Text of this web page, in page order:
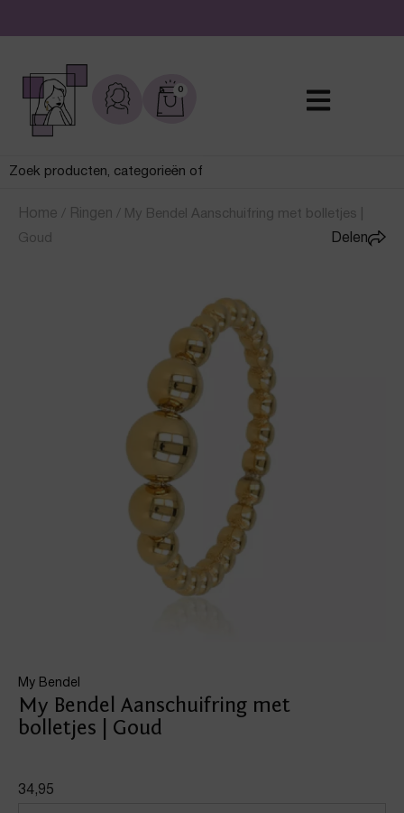
De leukste sieraden online en in de winkel
0
Home / Ringen / My Bendel Aanschuifring met bolletjes |
Goud
My Bendel
My Bendel Aanschuifring met
bolletjes | Goud
Delen
34,95